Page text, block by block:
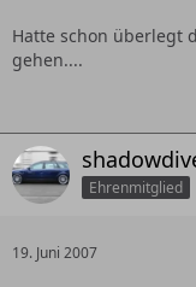
Hatte schon überlegt
gehen....
Ehrenmitglied
19. Juni 2007